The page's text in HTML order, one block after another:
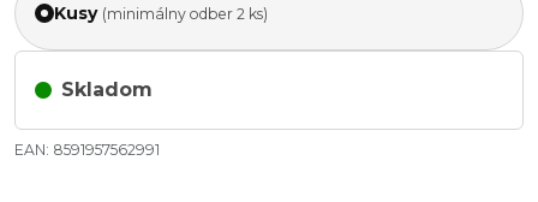
Kusy (minimálny odber 2 ks)
Skladom
EAN: 8591957562991